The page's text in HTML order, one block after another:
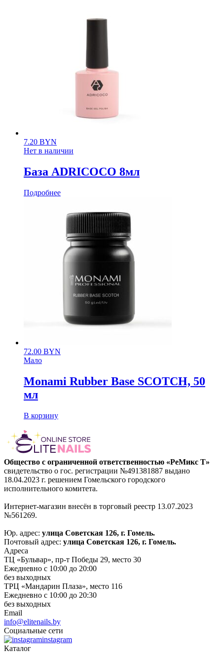
7.20 BYN
Нет в наличии
База ADRICOCO 8мл
Подробнее
72.00 BYN
Мало
Monami Rubber Base SCOTCH, 50
мл
В корзину
Общество с ограниченной ответственностью «РеМикс Т»
свидетельство о гос. регистрации №491381887 выдано
18.04.2023 г. решением Гомельского городского
исполнительного комитета.
Интернет-магазин внесён в торговый реестр 13.07.2023
№561269.
Юр. адрес: улица Советская 126, г. Гомель.
Почтовый адрес: улица Советская 126, г. Гомель.
Адреса
ТЦ «Бульвар», пр-т Победы 29, место 30
Ежедневно с 10:00 до 20:00
без выходных
ТРЦ «Мандарин Плаза», место 116
Ежедневно с 10:00 до 20:30
без выходных
Email
info@elitenails.by
Социальные сети
instagram
Каталог